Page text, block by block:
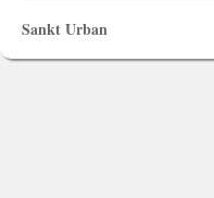
Sankt Urban